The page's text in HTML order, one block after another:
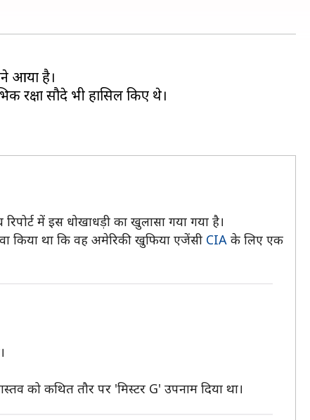
आया है।
रक्षा सौदे भी हासिल किए थे।
में इस धोखाधड़ी का खुलासा गया गया है।
किया था कि वह अमेरिकी खुफिया एजेंसी CIA के लिए एक
को कथित तौर पर 'मिस्टर G' उपनाम दिया था।